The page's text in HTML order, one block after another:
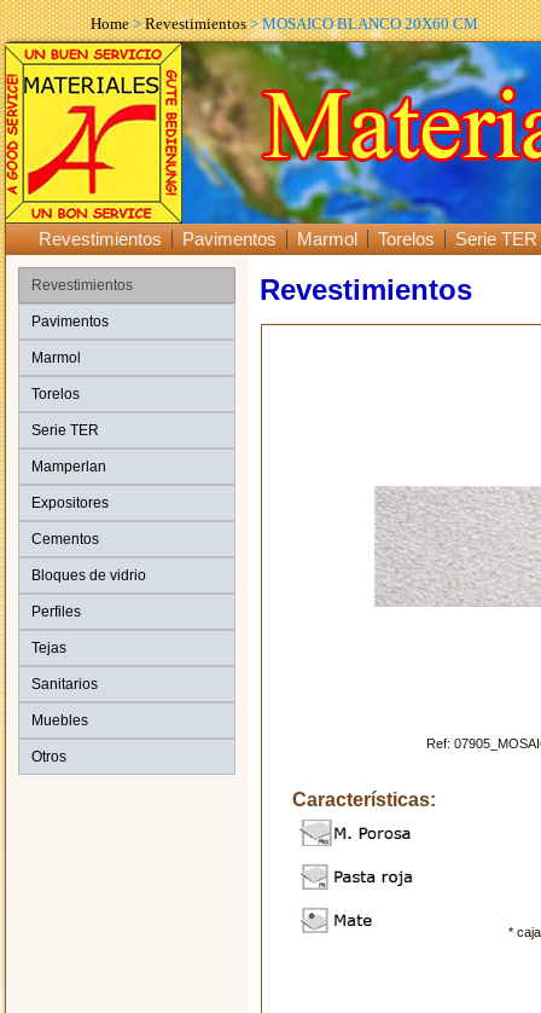
Home>Revestimientos> MOSAICO BLANCO 20X60 CM
Revestimientos Pavimentos Marmol Torelos Serie TER
Revestimientos
Pavimentos
Marmol
Torelos
Serie TER
Mamperlan
Expositores
Cementos
Bloques de vidrio
Perfiles
Tejas
Sanitarios
Muebles
Otros
Revestimientos
Ref:
Características:
*